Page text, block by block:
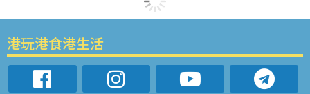
港玩港食港生活